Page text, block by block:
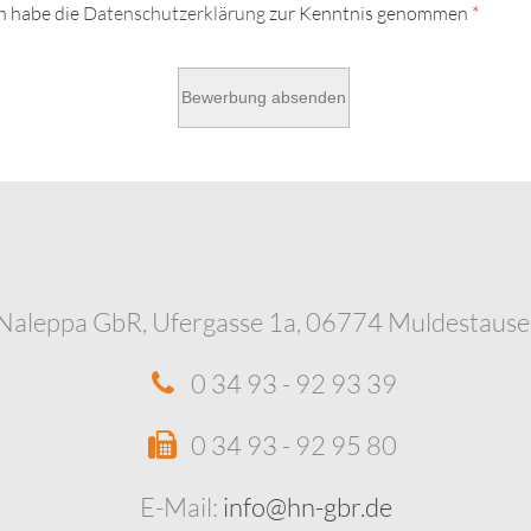
habe die Datenschutzerklärungzur Kenntnis genommen *
GbR, Ufergasse 1a, 06774
0 34 93 - 92 93 39
0 34 93 - 92 95 80
E-Mail: info@hn-gbr.de